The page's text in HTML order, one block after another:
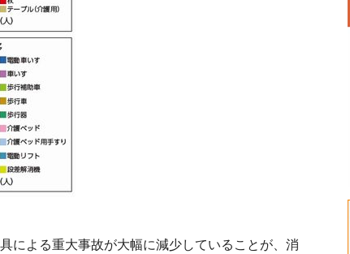
による重大事故が大幅に減少していることが、消